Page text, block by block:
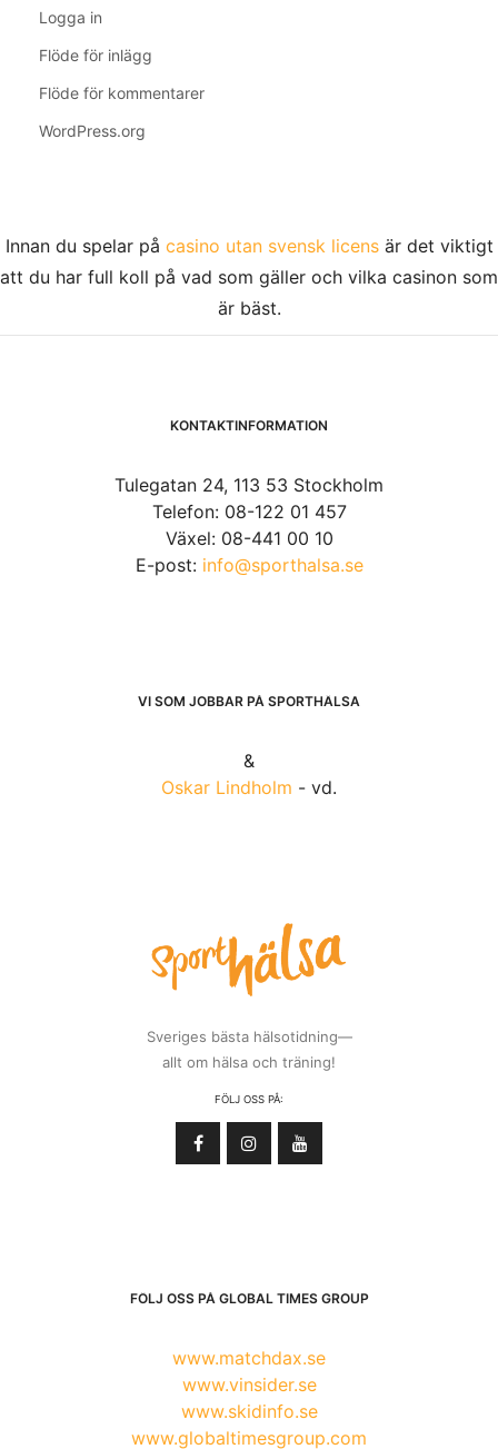
Logga in
Flöde för inlägg
Flöde för kommentarer
WordPress.org
Innan du spelar på casino utan svensk licensär det viktigt
att du har full koll på vad som gäller och vilka casinon som
är bäst.
KONTAKTINFORMATION
Tulegatan 24, 113 53 Stockholm
Telefon: 08-122 01 457
Växel: 08-441 00 10
E-post: info@sporthalsa.se
VI SOM JOBBAR PÅ SPORTHÄLSA
&
Oskar Lindholm - vd.
Sveriges bästa hälsotidning—
allt om hälsa och träning!
FÖLJ OSS PÅ:
FÖLJ OSS PÅ GLOBAL TIMES GROUP
www.matchdax.se
www.vinsider.se
www.skidinfo.se
www.globaltimesgroup.com